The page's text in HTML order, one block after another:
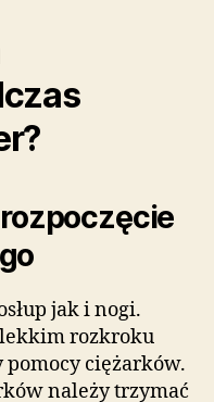
rozpoczęcie
jak i nogi.
rozkroku
ciężarków.
należy trzymać